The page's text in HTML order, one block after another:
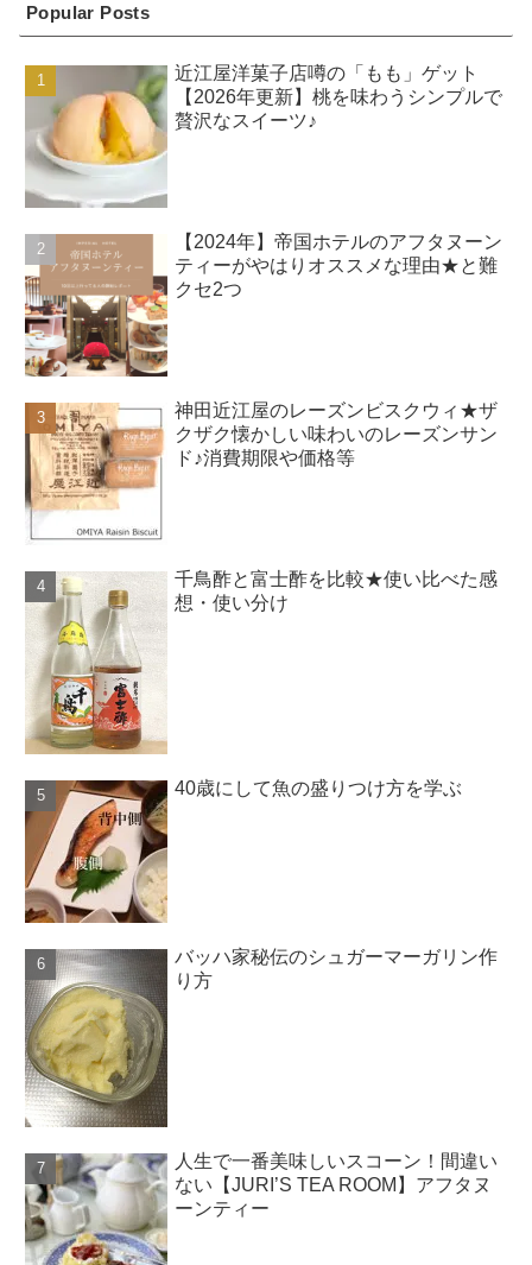
Popular Posts
近江屋洋菓子店噂の「もも」ゲット
【2026年更新】桃を味わうシンプルで
贅沢なスイーツ♪
【2024年】帝国ホテルのアフタヌーン
ティーがやはりオススメな理由★と難
クセ2つ
神田近江屋のレーズンビスクウィ★ザ
クザク懐かしい味わいのレーズンサン
ド♪消費期限や価格等
千鳥酢と富士酢を比較★使い比べた感
想・使い分け
40歳にして魚の盛りつけ方を学ぶ
バッハ家秘伝のシュガーマーガリン作
り方
人生で一番美味しいスコーン！間違い
ない【JURI’S TEA ROOM】アフタヌ
ーンティー